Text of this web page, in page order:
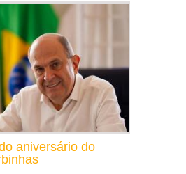
aniversário do